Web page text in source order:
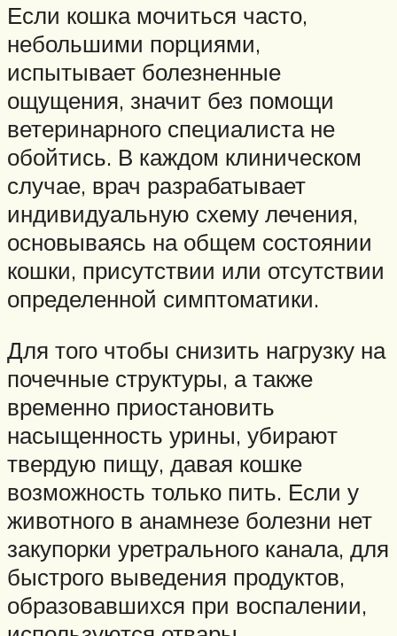
Если кошка мочиться часто,
небольшими порциями,
испытывает болезненные
ощущения, значит без помощи
ветеринарного специалиста не
обойтись. В каждом клиническом
случае, врач разрабатывает
индивидуальную схему лечения,
основываясь на общем состоянии
кошки, присутствии или отсутствии
определенной симптоматики.
Для того чтобы снизить нагрузку на
почечные структуры, а также
временно приостановить
насыщенность урины, убирают
твердую пищу, давая кошке
возможность только пить. Если у
животного в анамнезе болезни нет
закупорки уретрального канала, для
быстрого выведения продуктов,
образовавшихся при воспалении,